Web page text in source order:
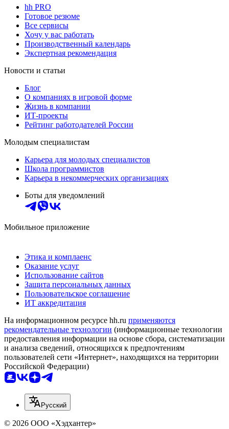
hh PRO
Готовое резюме
Все сервисы
Хочу у вас работать
Производственный календарь
Экспертная рекомендация
Новости и статьи
Блог
О компаниях в игровой форме
Жизнь в компании
ИТ-проекты
Рейтинг работодателей России
Молодым специалистам
Карьера для молодых специалистов
Школа программистов
Карьера в некоммерческих организациях
Боты для уведомлений
Мобильное приложение
Этика и комплаенс
Оказание услуг
Использование сайтов
Защита персональных данных
Пользовательское соглашение
ИТ аккредитация
На информационном ресурсе hh.ru применяются
рекомендательные технологии (информационные технологии
предоставления информации на основе сбора, систематизации
и анализа сведений, относящихся к предпочтениям
пользователей сети «Интернет», находящихся на территории
Российской Федерации)
Русский
© 2026 ООО «Хэдхантер»